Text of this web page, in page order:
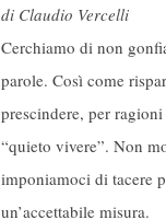
di Claudio Vercelli
Cerchiamo di non
parole. Così come
prescindere, per
“quieto vivere”. Non
imponiamoci di tacere
un’accettabile misura.